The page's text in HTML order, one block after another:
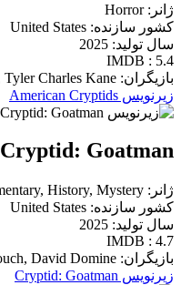
ژانر: Horror
کشور سازنده: United States
سال تولید: 2025
IMDB : 5.4
بازیگران: Michael Herman, Mabel Thomas, Tyler Charles Kane
زیرنویس American Cryptids
Cryptid: Goatman
ژانر: Documentary, History, Mystery
کشور سازنده: United States
سال تولید: 2025
IMDB : 4.7
بازیگران: J Nathan Couch, David Domine
زیرنویس Cryptid: Goatman